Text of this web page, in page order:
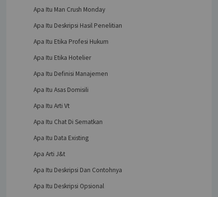
Apa Itu Man Crush Monday
Apa Itu Deskripsi Hasil Penelitian
Apa Itu Etika Profesi Hukum
Apa Itu Etika Hotelier
Apa Itu Definisi Manajemen
Apa Itu Asas Domisili
Apa Itu Arti Vt
Apa Itu Chat Di Sematkan
Apa Itu Data Existing
Apa Arti J&t
Apa Itu Deskripsi Dan Contohnya
Apa Itu Deskripsi Opsional